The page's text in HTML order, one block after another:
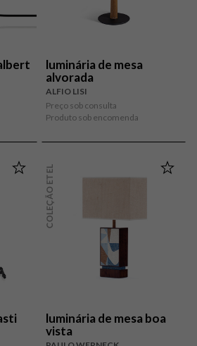
luminária de mesa
alvorada
ALFIO LISI
Preço sob consulta
Produto sob encomenda
COLEÇÃO ETEL
luminária de mesa boa
vista